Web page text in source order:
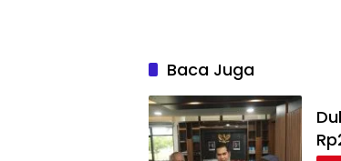
Baca Juga